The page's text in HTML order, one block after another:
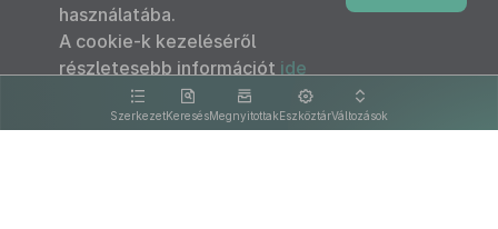
SzerkezetKeresésMegnyitottakEszköztárVáltozások
használatába.
A cookie-k kezeléséről
részletesebb információt ide
kattintva olvashat.